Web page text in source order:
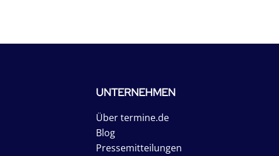
UNTERNEHMEN
Über termine.de
Blog
Pressemitteilungen